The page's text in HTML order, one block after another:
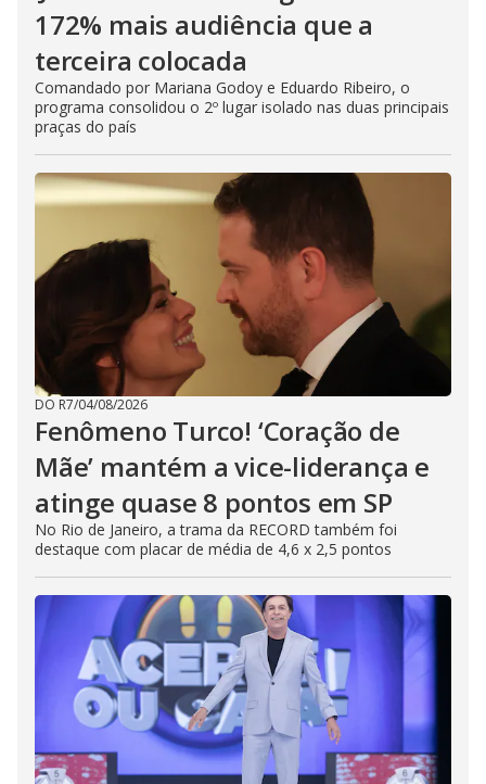
172% mais audiência que a
terceira colocada
Comandado por Mariana Godoy e Eduardo Ribeiro, o
programa consolidou o 2º lugar isolado nas duas principais
praças do país
DO R7/04/08/2026
Fenômeno Turco! ‘Coração de
Mãe’ mantém a vice-liderança e
atinge quase 8 pontos em SP
No Rio de Janeiro, a trama da RECORD também foi
destaque com placar de média de 4,6 x 2,5 pontos